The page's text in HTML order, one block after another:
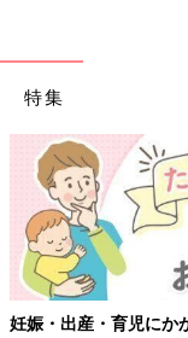
特集
妊娠・出産・育児にか